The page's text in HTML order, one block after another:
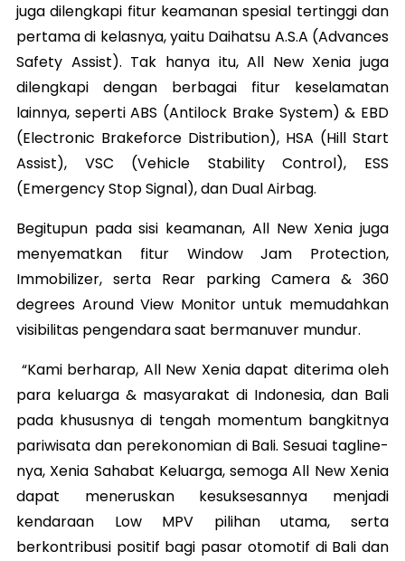
juga dilengkapi fitur keamanan spesial tertinggi dan
pertama di kelasnya, yaitu Daihatsu A.S.A (Advances
Safety Assist). Tak hanya itu, All New Xenia juga
dilengkapi dengan berbagai fitur keselamatan
lainnya, seperti ABS (Antilock Brake System) & EBD
(Electronic Brakeforce Distribution), HSA (Hill Start
Assist), VSC (Vehicle Stability Control), ESS
(Emergency Stop Signal), dan Dual Airbag.
Begitupun pada sisi keamanan, All New Xenia juga
menyematkan fitur Window Jam Protection,
Immobilizer, serta Rear parking Camera & 360
degrees Around View Monitor untuk memudahkan
visibilitas pengendara saat bermanuver mundur.
“Kami berharap, All New Xenia dapat diterima oleh
para keluarga & masyarakat di Indonesia, dan Bali
pada khususnya di tengah momentum bangkitnya
pariwisata dan perekonomian di Bali. Sesuai tagline-
nya, Xenia Sahabat Keluarga, semoga All New Xenia
dapat meneruskan kesuksesannya menjadi
kendaraan Low MPV pilihan utama, serta
berkontribusi positif bagi pasar otomotif di Bali dan